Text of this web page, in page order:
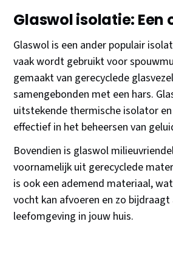
Glaswol isolatie: Een
Glaswol is een ander populair
vaak wordt gebruikt voor
gemaakt van gerecyclede
samengebonden met een hars.
uitstekende thermische isolator
effectief in het beheersen van
Bovendien is glaswol
voornamelijk uit gerecyclede
is ook een ademend materiaal,
vocht kan afvoeren en zo bijdraagt
leefomgeving in jouw huis.